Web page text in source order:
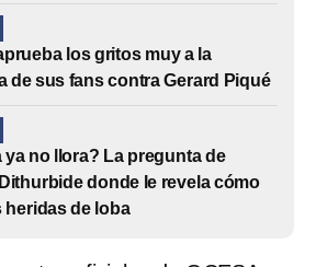
los gritos muy a la
de sus fans contra Gerard Piqué
ya no llora? La pregunta de
donde le revela cómo
heridas de loba